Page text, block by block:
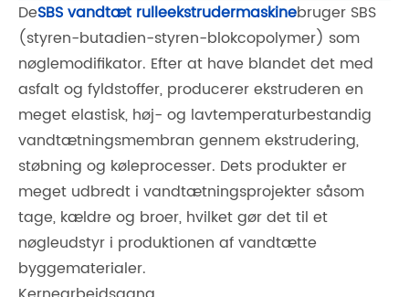
DeSBS vandtæt rulleekstrudermaskinebruger SBS
(styren-butadien-styren-blokcopolymer) som
nøglemodifikator. Efter at have blandet det med
asfalt og fyldstoffer, producerer ekstruderen en
meget elastisk, høj- og lavtemperaturbestandig
vandtætningsmembran gennem ekstrudering,
støbning og køleprocesser. Dets produkter er
meget udbredt i vandtætningsprojekter såsom
tage, kældre og broer, hvilket gør det til et
nøgleudstyr i produktionen af ​​vandtætte
byggematerialer.